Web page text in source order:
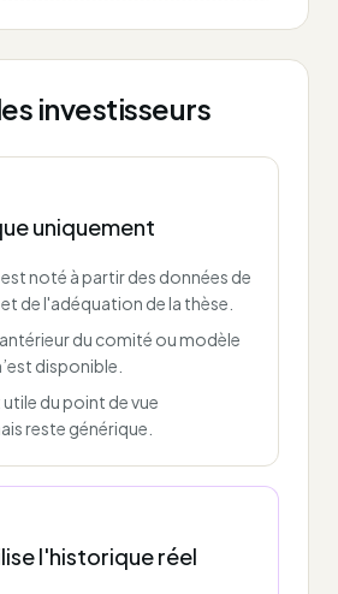
investisseurs
uniquement
est noté à partir des données de
de l'adéquation de la thèse.
du comité ou modèle
disponible.
du point de vue
reste générique.
l'historique réel